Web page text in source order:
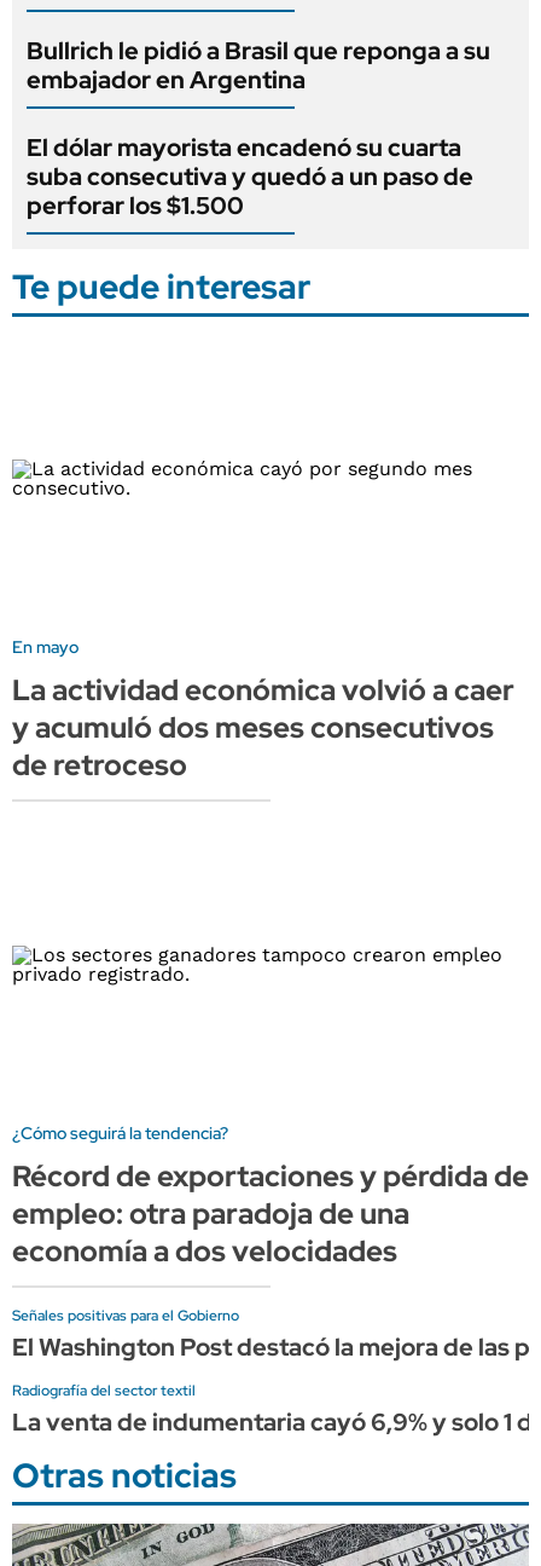
Bullrich le pidió a Brasil que reponga a su
embajador en Argentina
El dólar mayorista encadenó su cuarta
suba consecutiva y quedó a un paso de
perforar los $1.500
Te puede interesar
En mayo
La actividad económica volvió a caer
y acumuló dos meses consecutivos
de retroceso
¿Cómo seguirá la tendencia?
Récord de exportaciones y pérdida de
empleo: otra paradoja de una
economía a dos velocidades
Señales positivas para el Gobierno
El Washington Post destacó la mejora de las
Radiografía del sector textil
La venta de indumentaria cayó 6,9% y solo 1
Otras noticias